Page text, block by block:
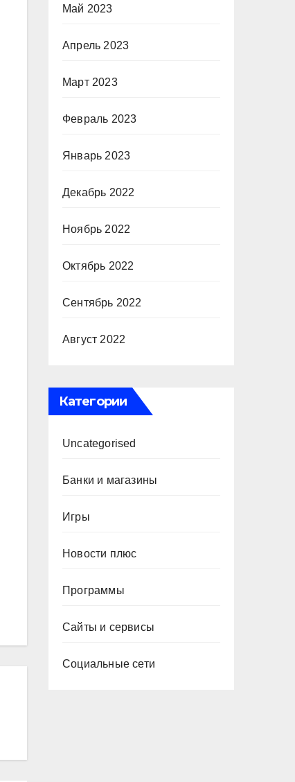
Май 2023
Апрель 2023
Март 2023
Февраль 2023
Январь 2023
Декабрь 2022
Ноябрь 2022
Октябрь 2022
Сентябрь 2022
Август 2022
Категории
Uncategorised
Банки и магазины
Игры
Новости плюс
Программы
Сайты и сервисы
Социальные сети